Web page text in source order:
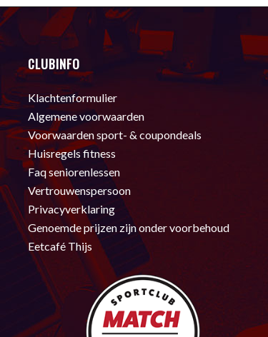
CLUBINFO
Klachtenformulier
Algemene voorwaarden
Voorwaarden sport- & coupondeals
Huisregels fitness
Faq seniorenlessen
Vertrouwenspersoon
Privacyverklaring
Genoemde prijzen zijn onder voorbehoud
Eetcafé Thijs